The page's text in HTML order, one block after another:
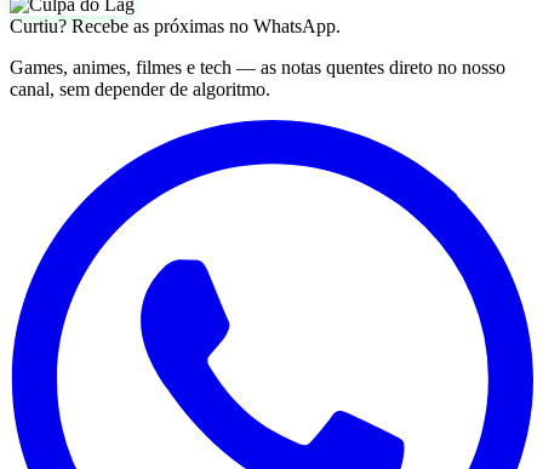
Curtiu? Recebe as próximas no WhatsApp.
Games, animes, filmes e tech — as notas quentes direto no nosso
canal, sem depender de algoritmo.